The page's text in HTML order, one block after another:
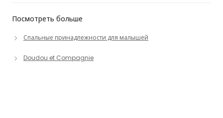
Посмотреть больше
Спальные принадлежности для малышей
Doudou et Compagnie